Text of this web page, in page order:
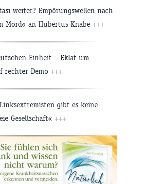
weiter? Empörungswellen nach
Mord« an Hubertus Knabe +++
Einheit – Eklat um
rechter Demo +++
gibt es keine
Gesellschaft« +++